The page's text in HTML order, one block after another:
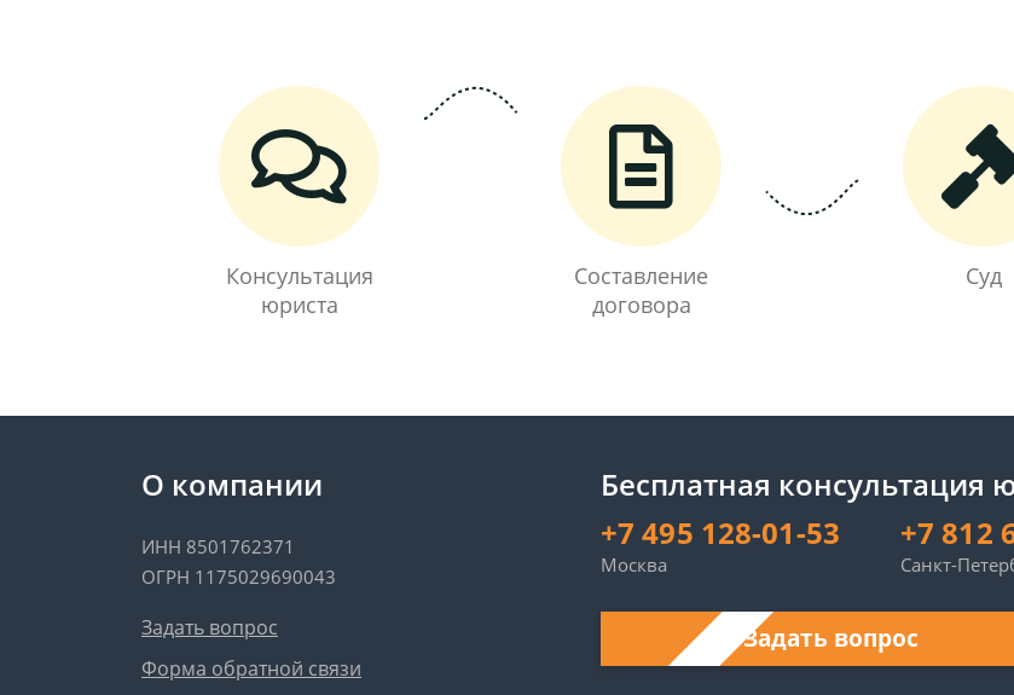
Консультация
юриста
Составление
договора
Суд
О компании
ИНН 8501762371
ОГРН 1175029690043
Задать вопрос
Форма обратной связи
Бесплатная консультация
+7 495 128-01-53
Москва
+7 812
Санкт-
Задать вопрос